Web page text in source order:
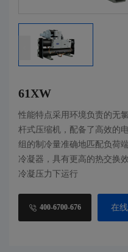
61XW
性能特点采用环境负责的无
杆式压缩机，配备了高效的
组的制冷量准确地匹配负荷
冷凝器，具有更高的热交换
冷凝压力下运行
400-6700-676 在